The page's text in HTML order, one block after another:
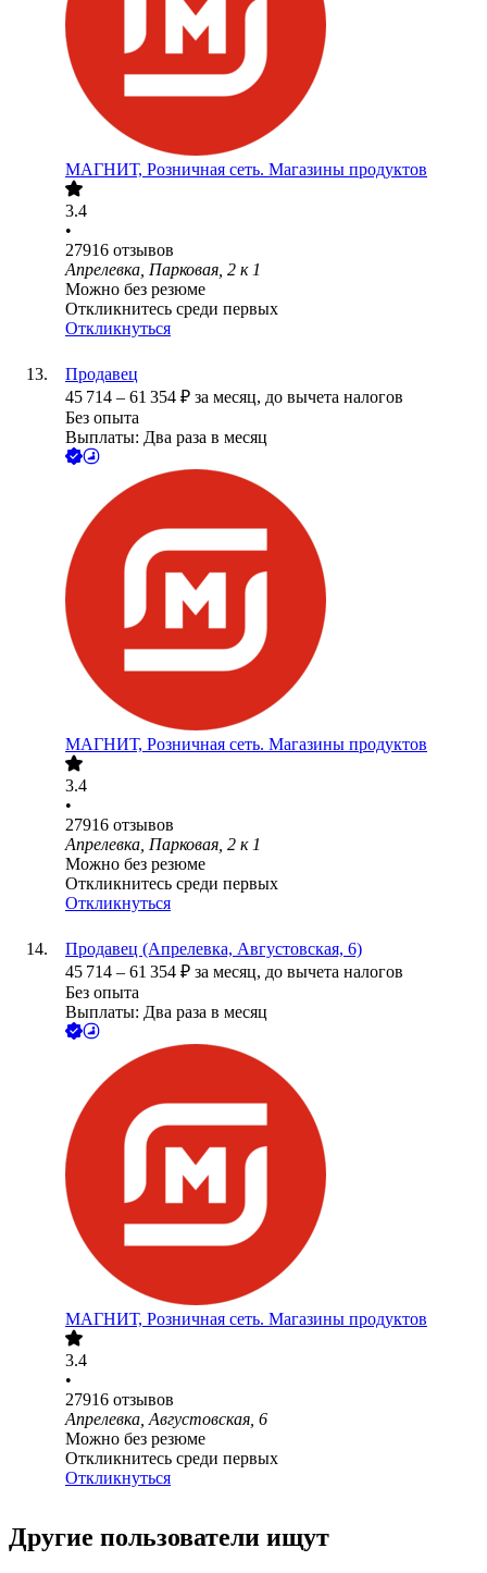
МАГНИТ, Розничная сеть. Магазины продуктов
3.4
•
27916 отзывов
Апрелевка, Парковая, 2 к 1
Можно без резюме
Откликнитесь среди первых
Откликнуться
Продавец
45 714 – 61 354 ₽ за месяц, до вычета налогов
Без опыта
Выплаты: Два раза в месяц
МАГНИТ, Розничная сеть. Магазины продуктов
3.4
•
27916 отзывов
Апрелевка, Парковая, 2 к 1
Можно без резюме
Откликнитесь среди первых
Откликнуться
Продавец (Апрелевка, Августовская, 6)
45 714 – 61 354 ₽ за месяц, до вычета налогов
Без опыта
Выплаты: Два раза в месяц
МАГНИТ, Розничная сеть. Магазины продуктов
3.4
•
27916 отзывов
Апрелевка, Августовская, 6
Можно без резюме
Откликнитесь среди первых
Откликнуться
Другие пользователи ищут